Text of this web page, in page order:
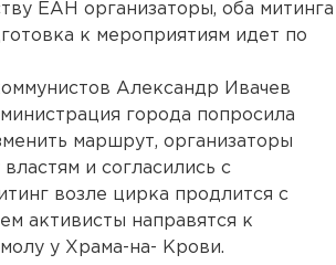
ЕАН организаторы, оба митинга
к мероприятиям идет по
Александр Ивачев
города попросила
маршрут, организаторы
и согласились с
возле цирка продлится с
активисты направятся к
у Храма-на- Крови.